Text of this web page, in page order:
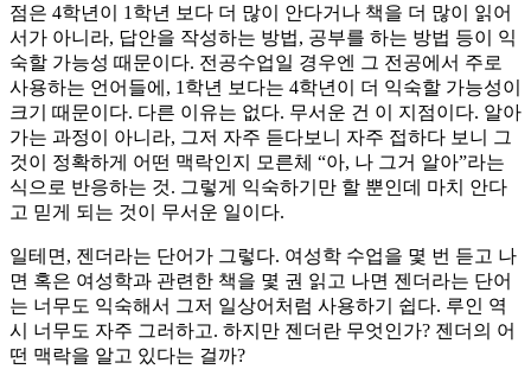
점은 4학년이 1학년 보다 더 많이 안다거나 책을 더 많이 읽어
서가 아니라, 답안을 작성하는 방법, 공부를 하는 방법 등이 익
숙할 가능성 때문이다. 전공수업일 경우엔 그 전공에서 주로
사용하는 언어들에, 1학년 보다는 4학년이 더 익숙할 가능성이
크기 때문이다. 다른 이유는 없다. 무서운 건 이 지점이다. 알아
가는 과정이 아니라, 그저 자주 듣다보니 자주 접하다 보니 그
것이 정확하게 어떤 맥락인지 모른체 “아, 나 그거 알아”라는
식으로 반응하는 것. 그렇게 익숙하기만 할 뿐인데 마치 안다
고 믿게 되는 것이 무서운 일이다.
일테면, 젠더라는 단어가 그렇다. 여성학 수업을 몇 번 듣고 나
면 혹은 여성학과 관련한 책을 몇 권 읽고 나면 젠더라는 단어
는 너무도 익숙해서 그저 일상어처럼 사용하기 쉽다. 루인 역
시 너무도 자주 그러하고. 하지만 젠더란 무엇인가? 젠더의 어
떤 맥락을 알고 있다는 걸까?